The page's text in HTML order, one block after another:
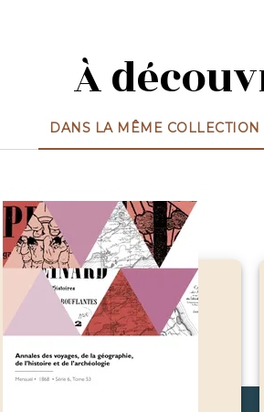
À
DANS LA MÊME COLLECTION